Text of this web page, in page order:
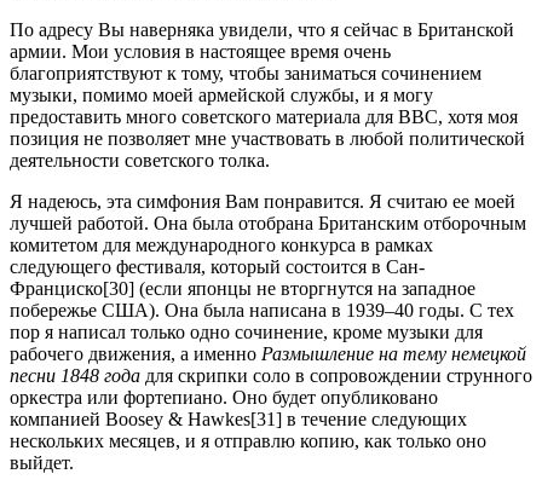
По адресу Вы наверняка увидели, что я сейчас в Британской
армии. Мои условия в настоящее время очень
благоприятствуют к тому, чтобы заниматься сочинением
музыки, помимо моей армейской службы, и я могу
предоставить много советского материала для BBC, хотя моя
позиция не позволяет мне участвовать в любой политической
деятельности советского толка.
Я надеюсь, эта симфония Вам понравится. Я считаю ее моей
лучшей работой. Она была отобрана Британским отборочным
комитетом для международного конкурса в рамках
следующего фестиваля, который состоится в Сан-
Франциско[30] (если японцы не вторгнутся на западное
побережье США). Она была написана в 1939–40 годы. С тех
пор я написал только одно сочинение, кроме музыки для
рабочего движения, а именно Размышление на тему немецкой
песни 1848 года для скрипки соло в сопровождении струнного
оркестра или фортепиано. Оно будет опубликовано
компанией Boosey & Hawkes[31] в течение следующих
нескольких месяцев, и я отправлю копию, как только оно
выйдет.